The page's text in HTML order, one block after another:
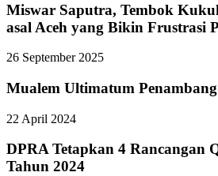
Miswar Saputra, Tembok
asal Aceh yang Bikin Frustrasi
26 September 2025
Mualem Ultimatum
22 April 2024
DPRA Tetapkan 4 Rancangan
Tahun 2024